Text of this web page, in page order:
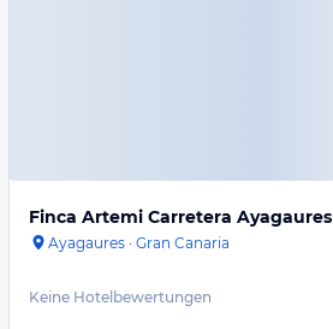
Finca Artemi Carretera Ayagaures
Ayagaures · Gran Canaria
Keine Hotelbewertungen